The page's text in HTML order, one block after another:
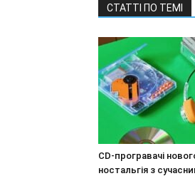
СТАТТІ ПО ТЕМІ
CD-програвачі
ностальгія з